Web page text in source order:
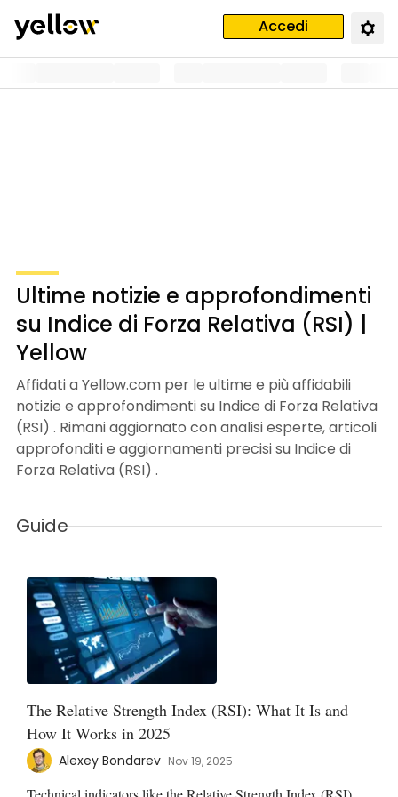
Accedi
Ultime notizie e approfondimenti
su Indice di Forza Relativa (RSI) |
Yellow
Affidati a Yellow.com per le ultime e più affidabili
notizie e approfondimenti su Indice di Forza Relativa
(RSI) . Rimani aggiornato con analisi esperte, articoli
approfonditi e aggiornamenti precisi su Indice di
Forza Relativa (RSI) .
Guide
The Relative Strength Index (RSI): What It Is and
How It Works in 2025
Alexey Bondarev Nov 19, 2025